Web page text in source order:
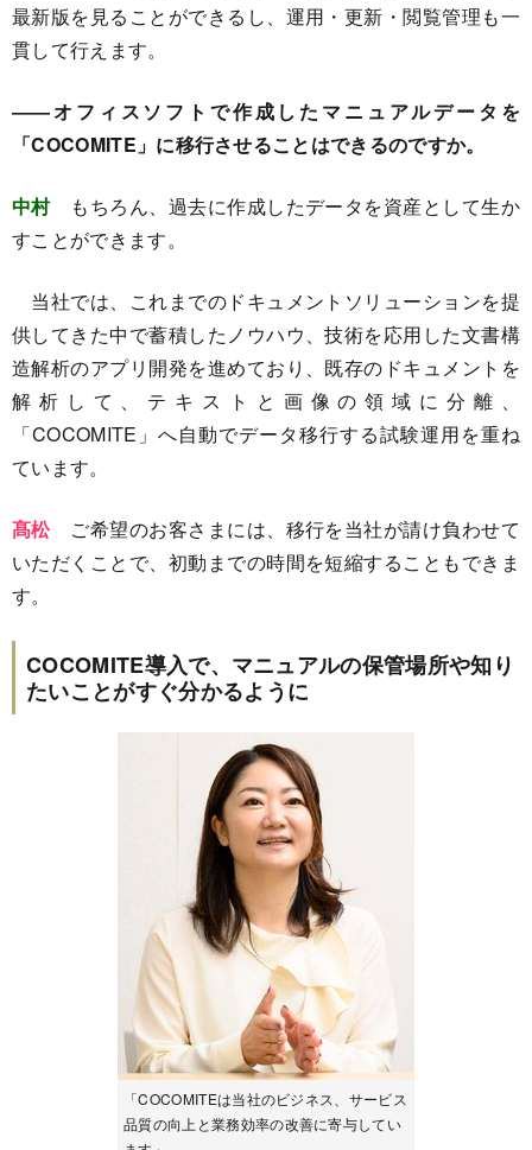
最新版を見ることができるし、運用・更新・閲覧管理も一
貫して行えます。
――オフィスソフトで作成したマニュアルデータを
「COCOMITE」に移行させることはできるのですか。
中村もちろん、過去に作成したデータを資産として生か
すことができます。
当社では、これまでのドキュメントソリューションを提
供してきた中で蓄積したノウハウ、技術を応用した文書構
造解析のアプリ開発を進めており、既存のドキュメントを
解析して、テキストと画像の領域に分離、
「COCOMITE」へ自動でデータ移行する試験運用を重ね
ています。
髙松ご希望のお客さまには、移行を当社が請け負わせて
いただくことで、初動までの時間を短縮することもできま
す。
COCOMITE導入で、マニュアルの保管場所や知り
たいことがすぐ分かるように
「COCOMITEは当社のビジネス、サービス
品質の向上と業務効率の改善に寄与してい